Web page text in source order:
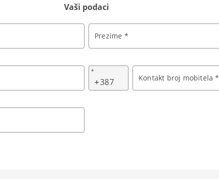
Vaši podaci
Prezime *
*
+ Kontakt broj mobitela *